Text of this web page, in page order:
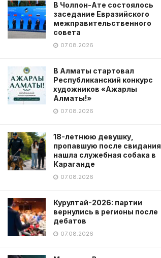
В Чолпон-Ате состоялось
заседание Евразийского
межправительственного
совета
07.08.2026
В Алматы стартовал
Республиканский конкурс
художников «Ажарлы
Алматы!»
07.08.2026
18-летнюю девушку,
пропавшую после свидания,
нашла служебная собака в
Караганде
07.08.2026
Курултай-2026: партии
вернулись в регионы после
дебатов
07.08.2026